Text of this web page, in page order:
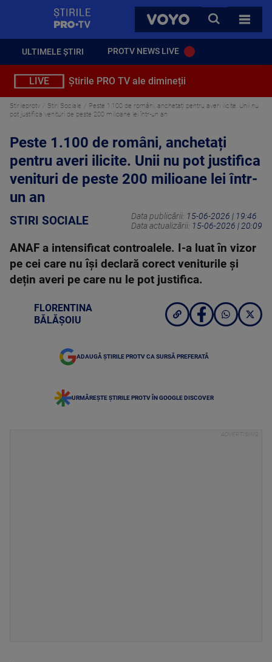
VOYO
CAUTA
TOATE
ULTIMELE ȘTIRI PROTV NEWS LIVE
LIVE Știrile PRO TV ale dimineții
Stirileprotv Stiri Sociale
Peste 1.100 de români, anchetați pentru averi ilicite. Unii nu
pot justifica venituri de peste 200 milioane lei într-un an
Peste 1.100 de români, anchetați
pentru averi ilicite. Unii nu pot justifica
venituri de peste 200 milioane lei într-
un an
STIRI SOCIALE Data publicării: 15-06-2026 | 19:46
Data actualizării: 15-06-2026 | 20:09
ANAF a intensificat controalele. I-a luat în vizor
pe cei care nu își declară corect veniturile și
dețin averi pe care nu le pot justifica.
FLORENTINA
BĂLĂȘOIU
ADAUGĂ ȘTIRILE PROTV CA SURSĂ PREFERATĂ
URMĂREȘTE ȘTIRILE PROTV ÎN GOOGLE DISCOVER